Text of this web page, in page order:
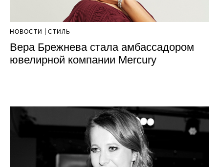
НОВОСТИ СТИЛЬ
Вера Брежнева стала амбассадором
ювелирной компании Mercury